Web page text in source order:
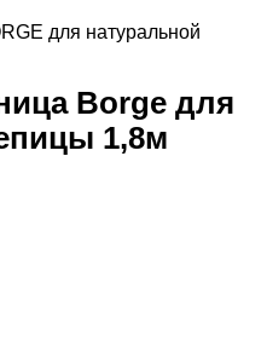
для натуральной
Borge для
1,8м